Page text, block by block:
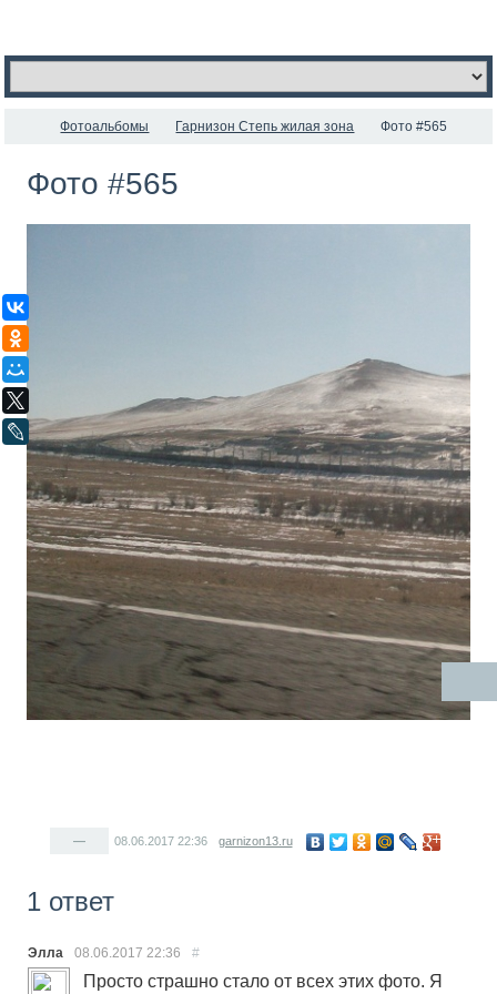
LiveJournal
Фотоальбомы Гарнизон Степь жилая зона Фото #565
Фото #565
— 08.06.2017 22:36 garnizon13.ru
1 ответ
Элла 08.06.201722:36 #
Просто страшно стало от всех этих фото. Я